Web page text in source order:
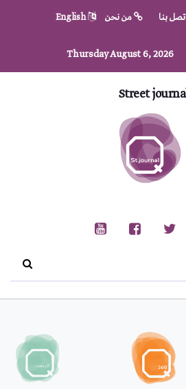
بنا من نحن English
Thursday August 6, 2026
Street